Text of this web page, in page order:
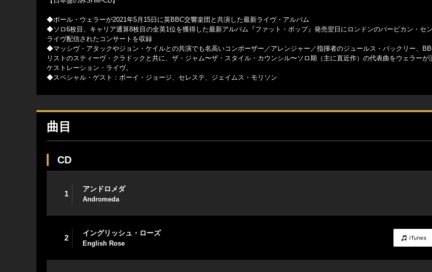
◆ポール・ウェラーが2021年5月15日に英BBC交響楽団と共演した最新ライヴ・アルバム
◆ソロ6枚目、キャリア通算8枚目の全英1位を獲得した最新アルバム『ファット・ポップ』発売翌日にロンドンのバービカン・セン
ライヴ配信されたコンサートを収録
◆マッシヴ・アタックやジョン・ケイルとの共演でも名高いコンポーザー／アレンジャー／指揮者のジュールス・バックリー、
リストのスティーヴ・クラドックと共に、ザ・ジャム〜ザ・スタイル・カウンシル〜ソロ期（主に直近作）の代表曲をウェラーが
ケストレーション・ライヴ。
◆スペシャル・ゲスト：ボーイ・ジョージ、セレステ、ジェイムス・モリソン
曲目
CD
1
アンドロメダ
Andromeda
2
イングリッシュ・ローズ
English Rose